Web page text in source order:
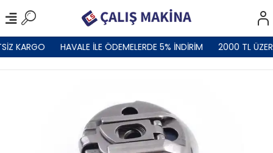
KARGO HAVALE İLE ÖDEMELERDE 5% İNDİRİM 2000 TL